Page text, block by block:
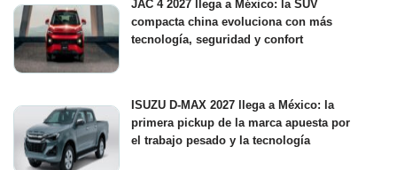
JAC 4 2027 llega a México: la SUV
compacta china evoluciona con más
tecnología, seguridad y confort
ISUZU D-MAX 2027 llega a México: la
primera pickup de la marca apuesta por
el trabajo pesado y la tecnología